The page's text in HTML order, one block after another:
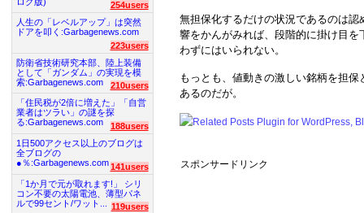
無担保化するだけの状況であるのは
響をかんがみれば、段階的に掛け目
わずにはいられない。
もっとも、値動きの激しい銘柄を担
あるのだが。
スポンサードリンク
254users
人生の「レベルアップ」は突然
ドアを叩く:Garbagenews.com
223users
防衛省技術研究本部、陸上装備
として「ガンダム」の実現を模
索:Garbagenews.com
210users
「住民税が2倍に増えた」「自営
業者はツラい」の謎を探
る:Garbagenews.com
188users
1日500アクセス以上のブログは
全ブログの
●％:Garbagenews.com 141users
「1か月で元が取れます!」 シリ
コン不要の太陽電池、薄型パネ
ルで99セント/ワット...
119users